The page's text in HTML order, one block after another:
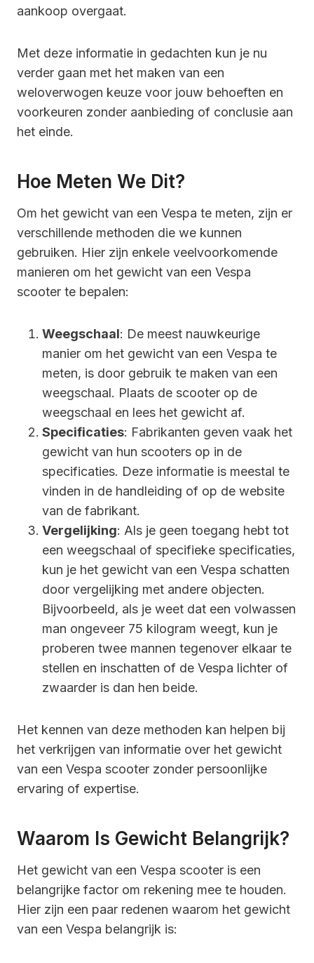
aankoop overgaat.
Met deze informatie in gedachten kun je nu
verder gaan met het maken van een
weloverwogen keuze voor jouw behoeften en
voorkeuren zonder aanbieding of conclusie aan
het einde.
Hoe Meten We Dit?
Om het gewicht van een Vespa te meten, zijn er
verschillende methoden die we kunnen
gebruiken. Hier zijn enkele veelvoorkomende
manieren om het gewicht van een Vespa
scooter te bepalen:
Weegschaal: De meest nauwkeurige
manier om het gewicht van een Vespa te
meten, is door gebruik te maken van een
weegschaal. Plaats de scooter op de
weegschaal en lees het gewicht af.
Specificaties: Fabrikanten geven vaak het
gewicht van hun scooters op in de
specificaties. Deze informatie is meestal te
vinden in de handleiding of op de website
van de fabrikant.
Vergelijking: Als je geen toegang hebt tot
een weegschaal of specifieke specificaties,
kun je het gewicht van een Vespa schatten
door vergelijking met andere objecten.
Bijvoorbeeld, als je weet dat een volwassen
man ongeveer 75 kilogram weegt, kun je
proberen twee mannen tegenover elkaar te
stellen en inschatten of de Vespa lichter of
zwaarder is dan hen beide.
Het kennen van deze methoden kan helpen bij
het verkrijgen van informatie over het gewicht
van een Vespa scooter zonder persoonlijke
ervaring of expertise.
Waarom Is Gewicht Belangrijk?
Het gewicht van een Vespa scooter is een
belangrijke factor om rekening mee te houden.
Hier zijn een paar redenen waarom het gewicht
van een Vespa belangrijk is: